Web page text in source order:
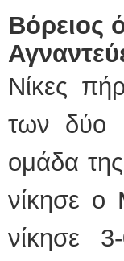
Βόρειος
Νίκες
των δύο
ομάδα
νίκησε ο
νίκησε